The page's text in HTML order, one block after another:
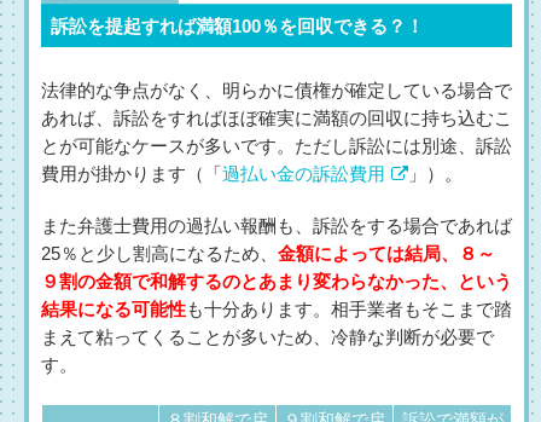
訴訟を提起すれば満額100％を回収できる？！
法律的な争点がなく、明らかに債権が確定している場合で
あれば、訴訟をすればほぼ確実に満額の回収に持ち込むこ
とが可能なケースが多いです。ただし訴訟には別途、訴訟
費用が掛かります（「 過払い金の訴訟費用 」）。
また弁護士費用の過払い報酬も、訴訟をする場合であれば
25％と少し割高になるため、 金額によっては結局、８～
９割の金額で和解するのとあまり変わらなかった、という
結果になる可能性も十分あります。相手業者もそこまで踏
まえて粘ってくることが多いため、冷静な判断が必要で
す。